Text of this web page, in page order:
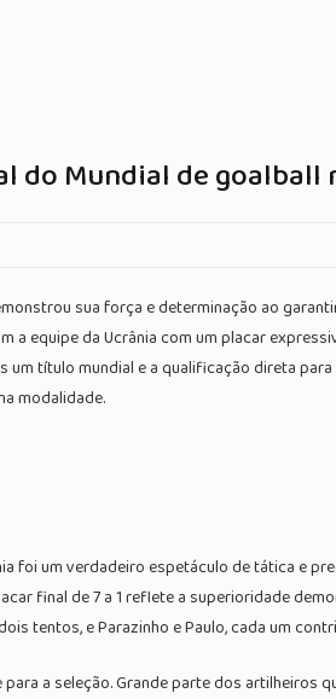
do Mundial de goalball
sua força e determinação ao
a equipe da Ucrânia com um placar
título mundial e a qualificação direta
modalidade.
foi um verdadeiro espetáculo de tática e
final de 7 a 1 reflete a superioridade
tentos, e Parazinho e Paulo, cada um
a seleção. Grande parte dos artilheiros